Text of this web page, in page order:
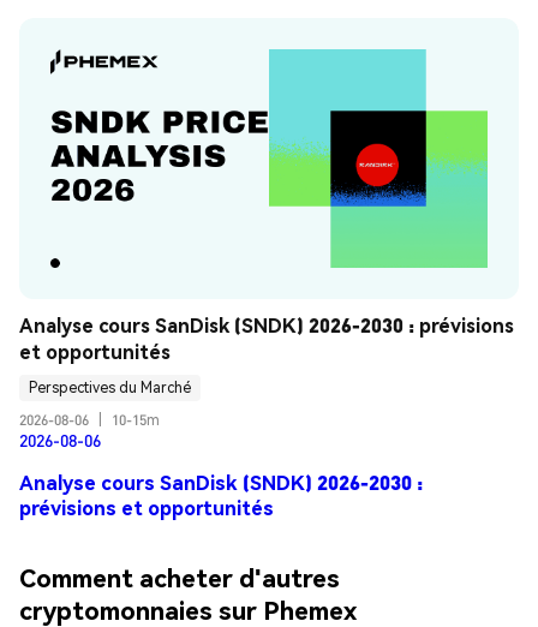
Analyse cours SanDisk (SNDK) 2026-2030 : prévisions
et opportunités
Perspectives du Marché
2026-08-06
10-15m
2026-08-06
Analyse cours SanDisk (SNDK) 2026-2030 :
prévisions et opportunités
Comment acheter d'autres
cryptomonnaies sur Phemex